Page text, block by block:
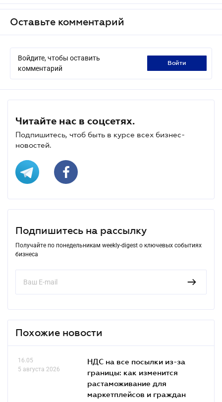
Оставьте комментарий
Войдите, чтобы оставить
комментарий
войти
Читайте нас в соцсетях.
Подпишитесь, чтоб быть в курсе всех бизнес-
новостей.
Подпишитесь на рассылку
Получайте по понедельникам weekly-digest о ключевых событиях
бизнеса
Похожие новости
16.05
5 августа 2026
НДС на все посылки из-за
границы: как изменится
растаможивание для
маркетплейсов и граждан